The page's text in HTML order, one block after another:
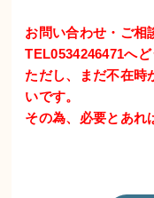
お問い合わせ・ご相
TEL0534246471へ
ただし、まだ不在時
いです。
その為、必要とあれ